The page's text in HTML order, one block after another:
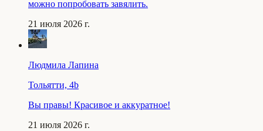
можно попробовать завялить.
21 июля 2026 г.
Людмила Лапина
Тольятти, 4b
Вы правы! Красивое и аккуратное!
21 июля 2026 г.